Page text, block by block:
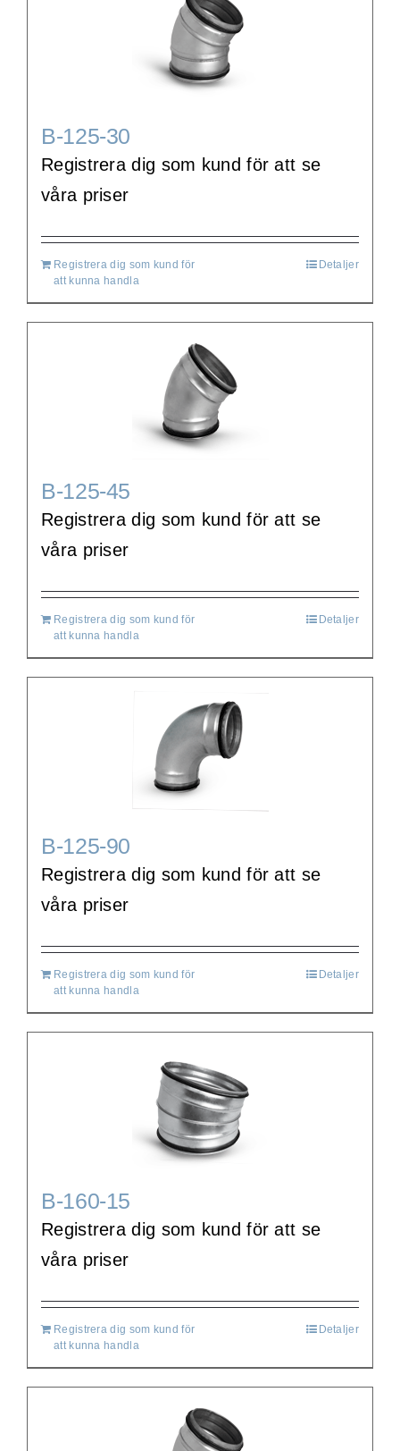
B-125-30
Registrera dig som kund för att se
våra priser
Registrera dig som kund för
att kunna handla
Detaljer
B-125-45
Registrera dig som kund för att se
våra priser
Registrera dig som kund för
att kunna handla
Detaljer
B-125-90
Registrera dig som kund för att se
våra priser
Registrera dig som kund för
att kunna handla
Detaljer
B-160-15
Registrera dig som kund för att se
våra priser
Registrera dig som kund för
att kunna handla
Detaljer